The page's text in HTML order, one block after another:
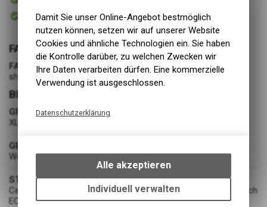
Sofort abholbar
Abholung BIKE ACADEMY DAVOS
FARBE
FARBE
shaded purple multi
BEKLEIDUNG
GRÖSSE
XL
GESCHLECHT
Women
STOFF
Cembra® STORM Warm,Thermal Stretch ECO /Thermal Stretch
ECO printed
Damit Sie unser Online-Angebot bestmöglich
nutzen können, setzen wir auf unserer Website
Cookies und ähnliche Technologien ein. Sie haben
die Kontrolle darüber, zu welchen Zwecken wir
Ihre Daten verarbeiten dürfen. Eine kommerzielle
Verwendung ist ausgeschlossen.
Datenschutzerklärung
bestimmte Interaktionen und
Einstellungen auf Ihrem Gerät,
um die grundlegenden
Funktionen unseres Online-
Alle akzeptieren
Individuell verwalten